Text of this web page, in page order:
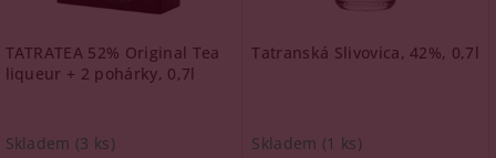
TATRATEA 52% Original Tea
liqueur + 2 pohárky, 0,7l
Skladem (3 ks)
Tatranská Slivovica, 42%, 0,7l
Skladem (1 ks)